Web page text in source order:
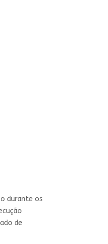
durante os
de